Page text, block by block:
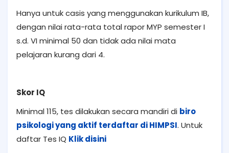
Hanya untuk casis yang menggunakan kurikulum IB,
dengan nilai rata-rata total rapor MYP semester I
s.d. VI minimal 50 dan tidak ada nilai mata
pelajaran kurang dari 4.
Skor IQ
Minimal 115, tes dilakukan secara mandiri di biro
psikologi yang aktif terdaftar di HIMPSI. Untuk
daftar Tes IQ Klik disini